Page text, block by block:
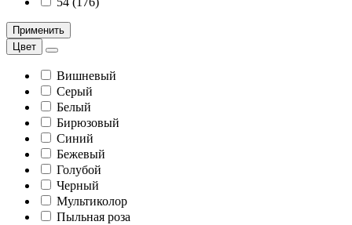
Применить
Цвет
Вишневый
Серый
Белый
Бирюзовый
Синий
Бежевый
Голубой
Черный
Мультиколор
Пыльная роза